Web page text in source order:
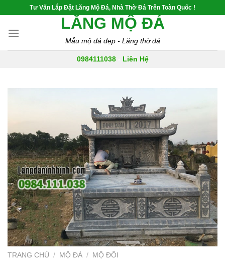
content
Tư Vấn Lắp Đặt Lăng Mộ Đá, Nhà Thờ Đá Trên Toàn Quốc !
LĂNG MỘ ĐÁ
Mẫu mộ đá đẹp - Lăng thờ đá
0984111038- Liên Hệ
TRANG CHỦ / MỘ ĐÁ / MỘ ĐÔI